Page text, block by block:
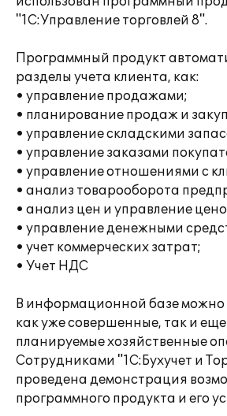
"1С:Управление торговлей 8".
Программный продукт
разделы учета клиента, как:
• управление продажами;
• планирование продаж и
• управление складскими
• управление заказами
• управление отношениями с
• анализ товарооборота
• анализ цен и управление
• управление денежными
• учет коммерческих затрат;
• Учет НДС
В информационной базе можно
как уже совершенные, так и еще
планируемые хозяйственные
Сотрудниками "1С:Бухучет и
проведена демонстрация
программного продукта и его